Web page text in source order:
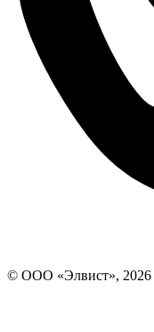
© ООО «Элвист», 2026